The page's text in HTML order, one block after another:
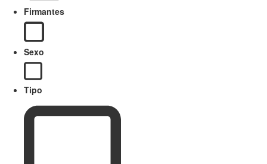
Firmantes
Sexo
Tipo